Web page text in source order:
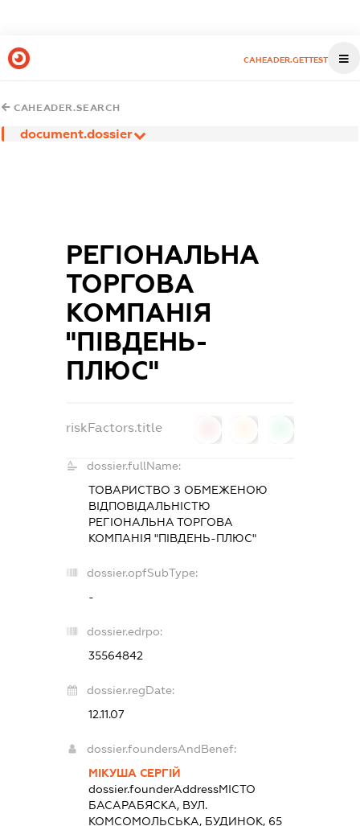
CAHEADER.GETTEST
CAHEADER.SEARCH
document.dossier
РЕГІОНАЛЬНА
ТОРГОВА
КОМПАНІЯ
"ПІВДЕНЬ-
ПЛЮС"
riskFactors.title
dossier.fullName:
ТОВАРИСТВО З ОБМЕЖЕНОЮ
ВІДПОВІДАЛЬНІСТЮ
РЕГІОНАЛЬНА ТОРГОВА
КОМПАНІЯ "ПІВДЕНЬ-ПЛЮС"
dossier.opfSubType:
-
dossier.edrpo:
35564842
dossier.regDate:
12.11.07
dossier.foundersAndBenef:
МІКУША СЕРГІЙ
dossier.founderAddressМІСТО
БАСАРАБЯСКА, ВУЛ.
КОМСОМОЛЬСЬКА, БУДИНОК, 65